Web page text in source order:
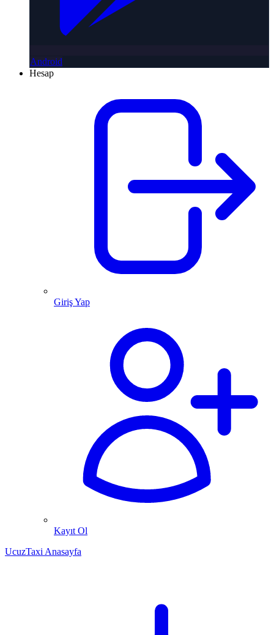
Android
Hesap
Giriş Yap
Kayıt Ol
UcuzTaxi Anasayfa